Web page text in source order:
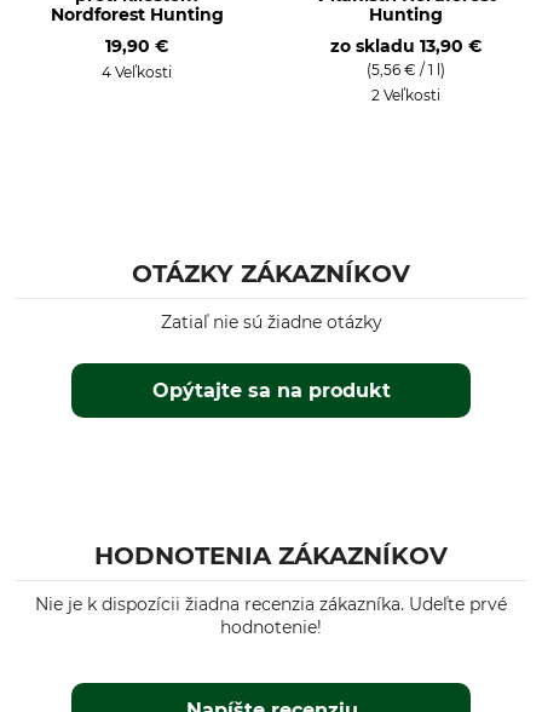
Nordforest Hunting
19,90 €
4 Veľkosti
Hunting
zo skladu 13,90 €
(5,56 € / 1 l)
2 Veľkosti
OTÁZKY ZÁKAZNÍKOV
Opýtajte sa na produkt
Zatiaľ nie sú žiadne otázky
HODNOTENIA ZÁKAZNÍKOV
Nie je k dispozícii žiadna recenzia zákazníka. Udeľte prvé
hodnotenie!